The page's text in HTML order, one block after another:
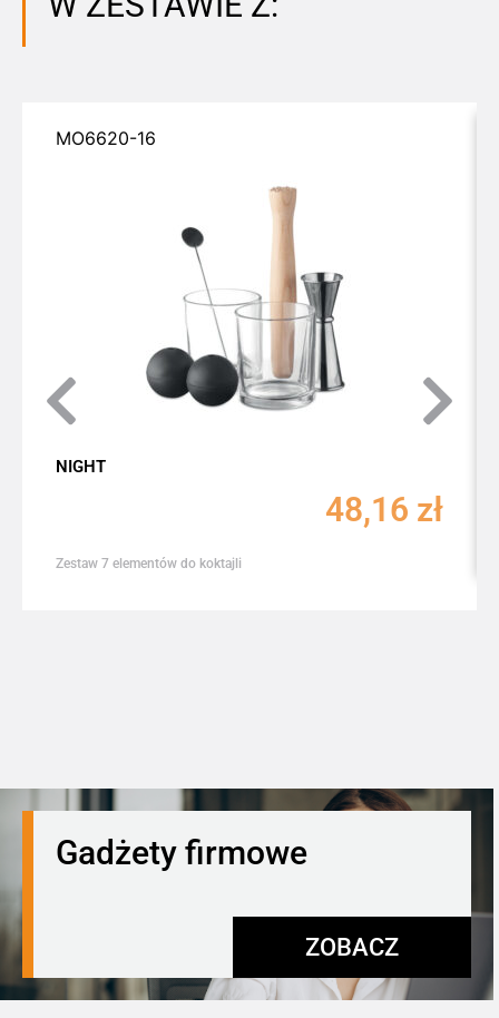
MO6620-16
NIGHT
48,16 zł
Zestaw 7 elementów do koktajli
Gadżety firmowe
ZOBACZ